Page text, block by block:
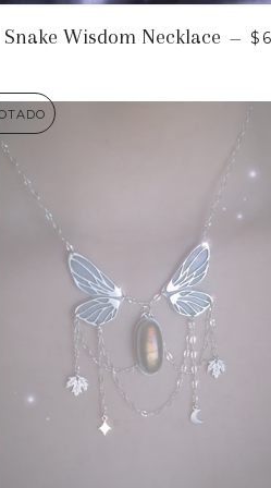
Snake Wisdom Necklace —